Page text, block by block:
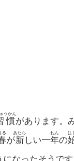
慣
うかん
があります。
る
が新
あたら
しい一年
ねん
の
は
なったそうです